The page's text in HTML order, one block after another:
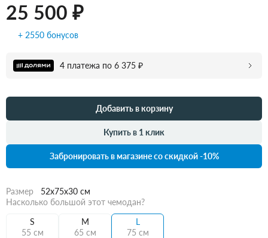
25 500 ₽
+ 2550 бонусов
4 платежа по 6 375 ₽
Добавить в корзину
Купить в 1 клик
Забронировать в магазине со скидкой -10%
Размер
52x75x30 см
Насколько большой этот чемодан?
S
55 см
M
65 см
L
75 см